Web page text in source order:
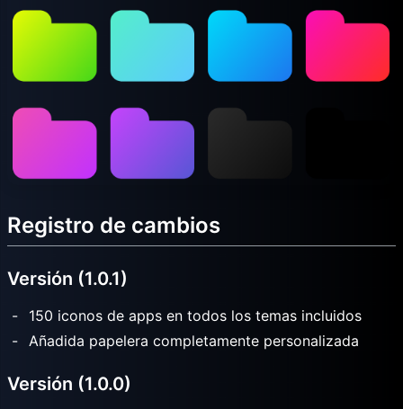
Registro de cambios
Versión (1.0.1)
150 iconos de apps en todos los temas incluidos
Añadida papelera completamente personalizada
Versión (1.0.0)